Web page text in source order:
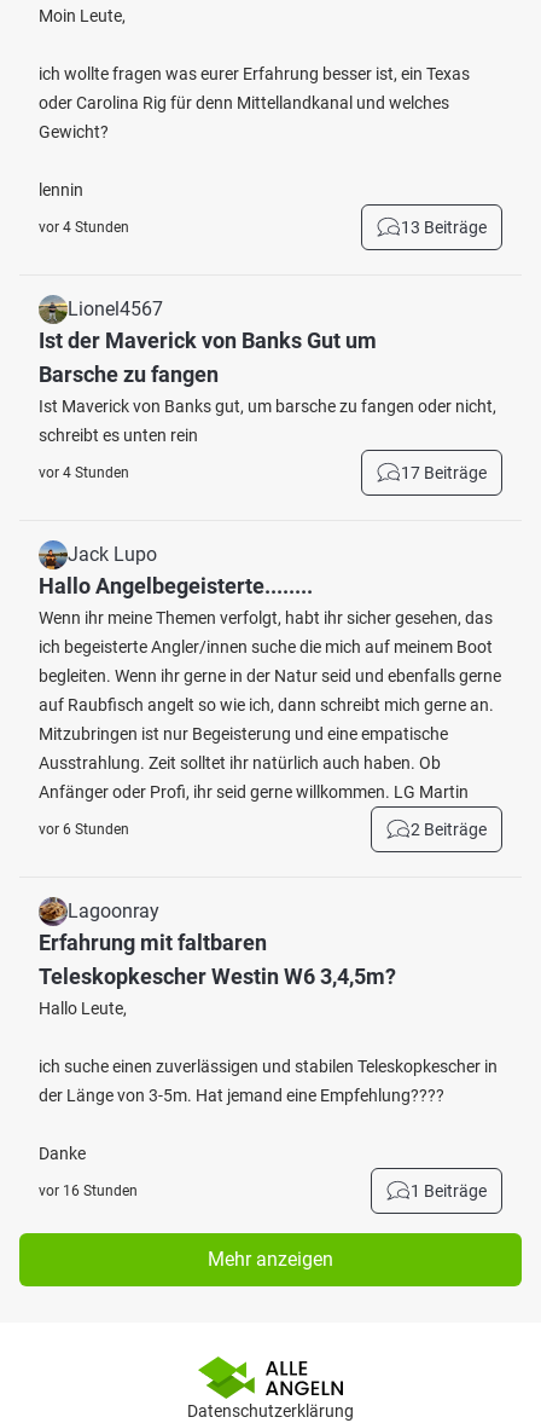
Moin Leute,
ich wollte fragen was eurer Erfahrung besser ist, ein Texas
oder Carolina Rig für denn Mittellandkanal und welches
Gewicht?
lennin
vor 4 Stunden 13 Beiträge
Lionel4567
Ist der Maverick von Banks Gut um
Barsche zu fangen
Ist Maverick von Banks gut, um barsche zu fangen oder nicht,
schreibt es unten rein
vor 4 Stunden 17 Beiträge
Jack Lupo
Hallo Angelbegeisterte........
Wenn ihr meine Themen verfolgt, habt ihr sicher gesehen, das
ich begeisterte Angler/innen suche die mich auf meinem Boot
begleiten. Wenn ihr gerne in der Natur seid und ebenfalls gerne
auf Raubfisch angelt so wie ich, dann schreibt mich gerne an.
Mitzubringen ist nur Begeisterung und eine empatische
Ausstrahlung. Zeit solltet ihr natürlich auch haben. Ob
Anfänger oder Profi, ihr seid gerne willkommen. LG Martin
vor 6 Stunden 2 Beiträge
Lagoonray
Erfahrung mit faltbaren
Teleskopkescher Westin W6 3,4,5m?
Hallo Leute,
ich suche einen zuverlässigen und stabilen Teleskopkescher in
der Länge von 3-5m. Hat jemand eine Empfehlung????
Danke
vor 16 Stunden 1 Beiträge
Mehr anzeigen
Datenschutzerklärung